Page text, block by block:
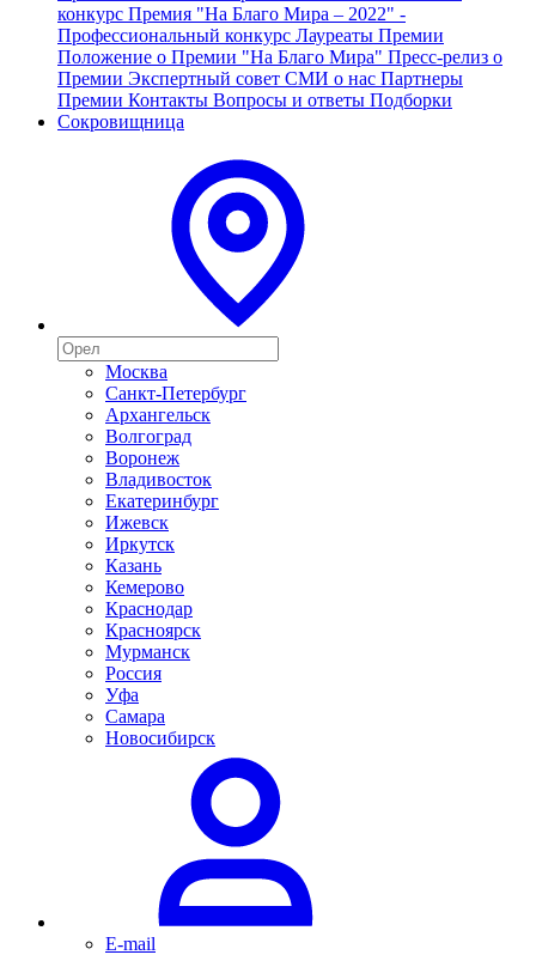
конкурс Премия "На Благо Мира – 2022" -
Профессиональный конкурс Лауреаты Премии
Положение о Премии "На Благо Мира" Пресс-релиз о
Премии Экспертный совет СМИ о нас Партнеры
Премии Контакты Вопросы и ответы Подборки
Сокровищница
Москва
Санкт-Петербург
Архангельск
Волгоград
Воронеж
Владивосток
Екатеринбург
Ижевск
Иркутск
Казань
Кемерово
Краснодар
Красноярск
Мурманск
Россия
Уфа
Самара
Новосибирск
E-mail